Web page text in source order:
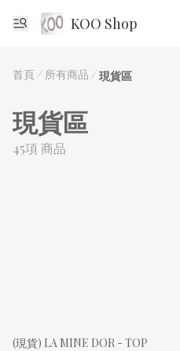
KOO Shop
首頁/ 所有商品 /現貨區
現貨區
45項 商品
(現貨) LA MINE DOR - TOP